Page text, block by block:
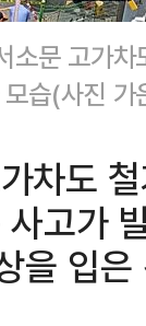
문 고가
모습(사진
차도
고가
을 입은